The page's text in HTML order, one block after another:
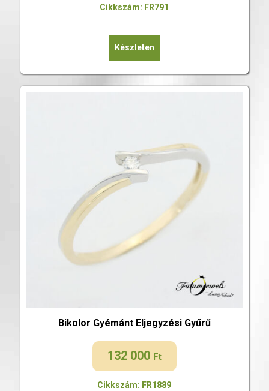
was:
579
is:
805
Cikkszám: FR791
Készleten
Bikolor Gyémánt Eljegyzési Gyűrű
132 000 Ft
Cikkszám: FR1889